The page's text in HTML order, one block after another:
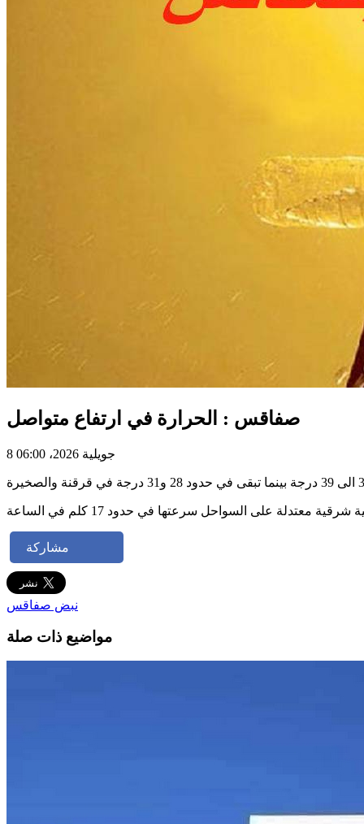
صفاقس : الحرارة في ارتفاع متواصل
8 جويلية 2026، 06:00
شرقية معتدلة على السواحل سرعتها في حدود 17 كلم في الساعة
مشاركة
نبض صفاقس
مواضيع ذات صلة